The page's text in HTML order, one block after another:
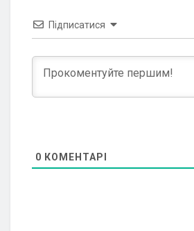
Підписатися
0 КОМЕНТАРІ